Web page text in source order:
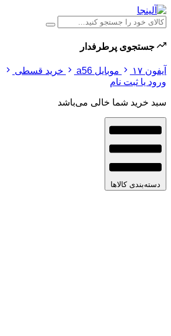
جستجوی پرطرفدار
آیفون ۱۷ موبایل a56
خرید قسطی
ورود یا ثبت نام
سبد خرید شما خالی می‌باشد
دسته‌بندی کالاها